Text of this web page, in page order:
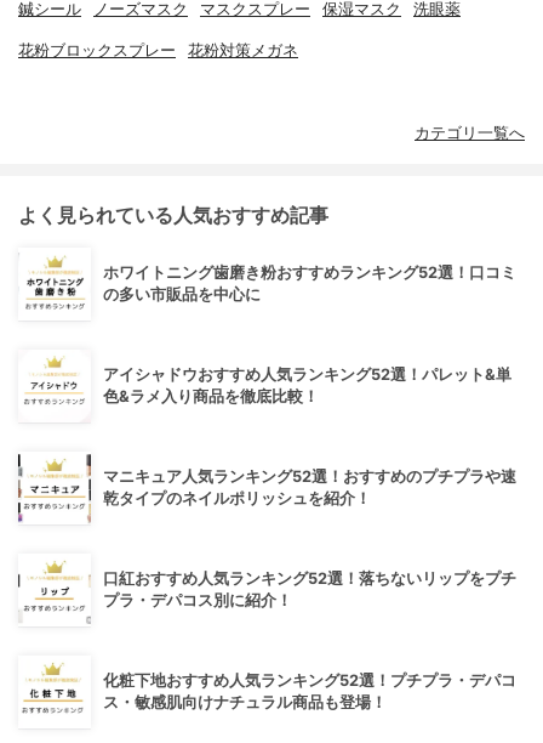
鍼シール ノーズマスク マスクスプレー 保湿マスク 洗眼薬
花粉ブロックスプレー 花粉対策メガネ
カテゴリ一覧へ
よく見られている人気おすすめ記事
ホワイトニング歯磨き粉おすすめランキング52選！口コミ
の多い市販品を中心に
アイシャドウおすすめ人気ランキング52選！パレット&単
色&ラメ入り商品を徹底比較！
マニキュア人気ランキング52選！おすすめのプチプラや速
乾タイプのネイルポリッシュを紹介！
口紅おすすめ人気ランキング52選！落ちないリップをプチ
プラ・デパコス別に紹介！
化粧下地おすすめ人気ランキング52選！プチプラ・デパコ
ス・敏感肌向けナチュラル商品も登場！